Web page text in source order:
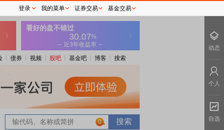
债券 视频 股吧 基金吧 博客 搜索
0
登录 我的菜单 证券交易 基金交易
动态
个人
自选